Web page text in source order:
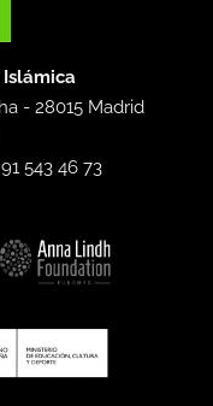
-28015 Madrid
543 46 73